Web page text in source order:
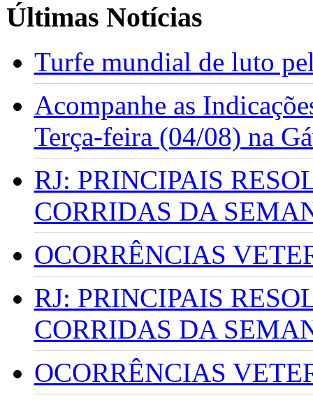
Últimas Notícias
Turfe mundial de luto
Acompanhe as
Terça-feira (04/08) na
RJ: PRINCIPAIS
CORRIDAS DA
OCORRÊNCIAS
RJ: PRINCIPAIS
CORRIDAS DA
OCORRÊNCIAS